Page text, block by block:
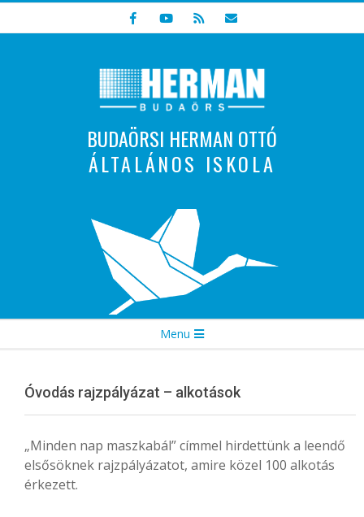
to
BUDAÖRSI HERMAN OTTÓ
ÁLTALÁNOS ISKOLA
Indulunk! Hamarosan újraindul oldalunk!
Menu
Óvodás rajzpályázat – alkotások
„Minden nap maszkabál” címmel hirdettünk a leendő
elsősöknek rajzpályázatot, amire közel 100 alkotás
érkezett.